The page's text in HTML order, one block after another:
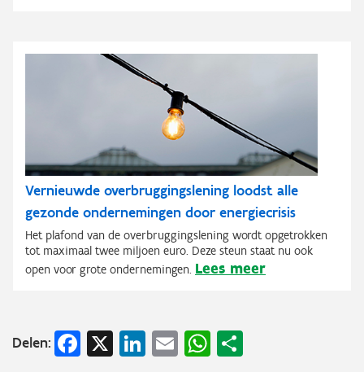
Vernieuwde overbruggingslening loodst alle
gezonde ondernemingen door energiecrisis
Het plafond van de overbruggingslening wordt opgetrokken
tot maximaal twee miljoen euro. Deze steun staat nu ook
open voor grote ondernemingen. Lees meer
Delen: Facebook
X LinkedIn
EmailWhatsApp